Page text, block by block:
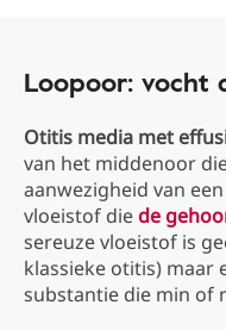
Loopoor: vocht
Otitis media met
van het middenoor
aanwezigheid van
vloeistof diede
sereuze vloeistof is
klassieke otitis) maar
substantie die min of